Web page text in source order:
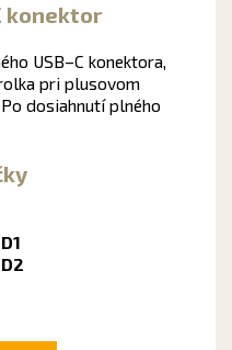
konektor
USB–C konektora,
pri plusovom
Po dosiahnutí plného